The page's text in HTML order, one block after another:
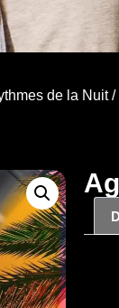
de la Nuit/